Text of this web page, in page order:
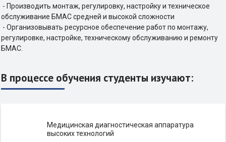
- Производить монтаж, регулировку, настройку и техническое
обслуживание БМАС средней и высокой сложности
- Организовывать ресурсное обеспечение работ по монтажу,
регулировке, настройке, техническому обслуживанию и ремонту
БМАС.
В процессе обучения студенты изучают:
Медицинская диагностическая аппаратура
высоких технологий